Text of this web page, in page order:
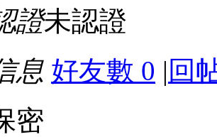
證未認證
息 好友數 0 | 回
密